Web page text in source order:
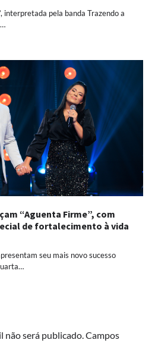
interpretada pela banda Trazendo a
“Aguenta Firme”, com
de fortalecimento à vida
seu mais novo sucesso
não será publicado.Campos